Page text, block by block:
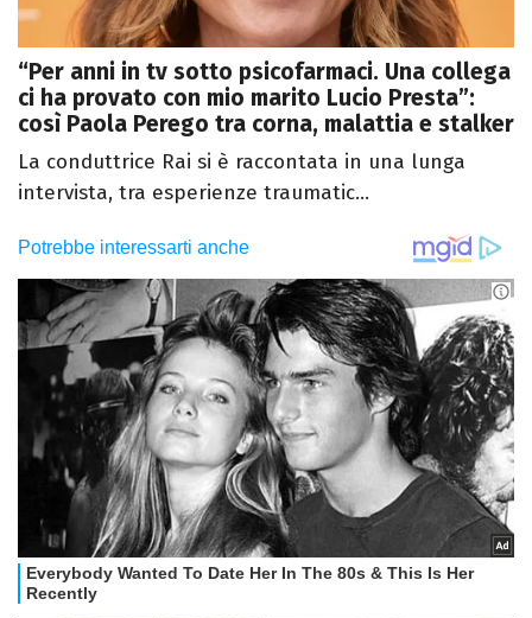
“Per anni in tv sotto psicofarmaci. Una collega
ci ha provato con mio marito Lucio Presta”:
così Paola Perego tra corna, malattia e stalker
La conduttrice Rai si è raccontata in una lunga
intervista, tra esperienze traumatic...